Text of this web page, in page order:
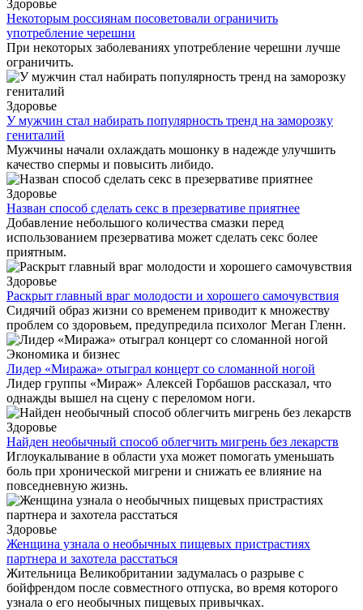
Здоровье
Некоторым россиянам посоветовали ограничить
употребление черешни
При некоторых заболеваниях употребление черешни лучше
ограничить.
Здоровье
У мужчин стал набирать популярность тренд на заморозку
гениталий
Мужчины начали охлаждать мошонку в надежде улучшить
качество спермы и повысить либидо.
Здоровье
Назван способ сделать секс в презервативе приятнее
Добавление небольшого количества смазки перед
использованием презерватива может сделать секс более
приятным.
Здоровье
Раскрыт главный враг молодости и хорошего самочувствия
Сидячий образ жизни со временем приводит к множеству
проблем со здоровьем, предупредила психолог Меган Гленн.
Экономика и бизнес
Лидер «Миража» отыграл концерт со сломанной ногой
Лидер группы «Мираж» Алексей Горбашов рассказал, что
однажды вышел на сцену с переломом ноги.
Здоровье
Найден необычный способ облегчить мигрень без лекарств
Иглоукалывание в области уха может помогать уменьшать
боль при хронической мигрени и снижать ее влияние на
повседневную жизнь.
Здоровье
Женщина узнала о необычных пищевых пристрастиях
партнера и захотела расстаться
Жительница Великобритании задумалась о разрыве с
бойфрендом после совместного отпуска, во время которого
узнала о его необычных пищевых привычках.